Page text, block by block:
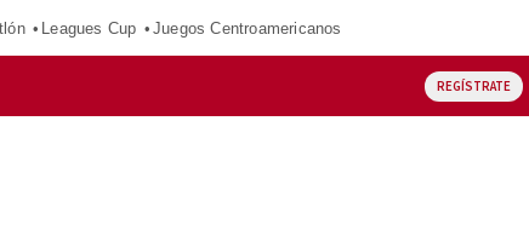
Leagues Cup Juegos Centroamericanos
REGÍSTRATE